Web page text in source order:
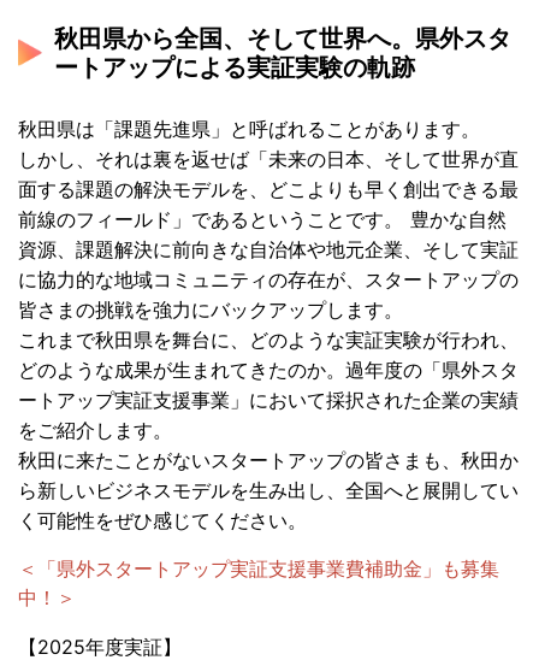
秋田県から全国、そして世界へ。 県外スタ
ートアップによる実証実験の軌跡
秋田県は「課題先進県」と呼ばれることがあります。
しかし、 それは裏を返せば「未来の日本、 そして世界が直
面する課題の解決モデルを、 どこよりも早く創出できる最
前線のフィールド」 であるということです。 豊かな自然
資源、課題解決に前向きな自治体や地元企業、 そして実証
に協力的な地域コミュニティの存在が、 スタートアップの
皆さまの挑戦を強力にバックアップします。
これまで秋田県を舞台に、どのような実証実験が行われ、
どのような成果が生まれてきたのか。過年度の「県外スタ
ートアップ実証支援事業」 において採択された企業の実績
をご紹介します。
秋田に来たことがないスタートアップの皆さまも、 秋田か
ら新しいビジネスモデルを生み出し、 全国へと展開してい
く可能性をぜひ感じてください。
＜「県外スタートアップ実証支援事業費補助金」も募集
中！＞
【2025年度実証】